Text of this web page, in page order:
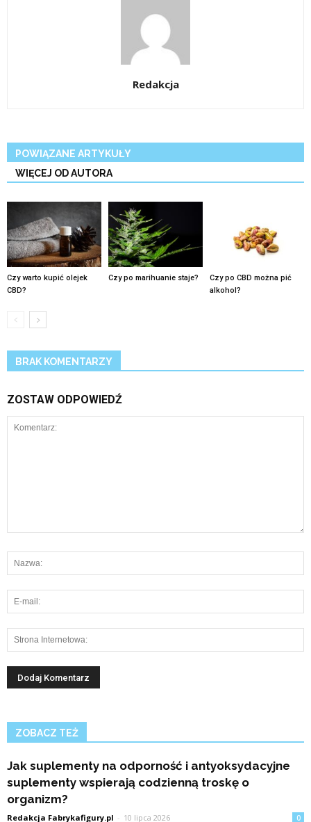
Redakcja
POWIĄZANE ARTYKUŁY
WIĘCEJ OD AUTORA
Czy warto kupić olejek
CBD?
Czy po marihuanie staje?
Czy po CBD można pić
alkohol?
BRAK KOMENTARZY
ZOSTAW ODPOWIEDŹ
ZOBACZ TEŻ
Jak suplementy na odporność i antyoksydacyjne
suplementy wspierają codzienną troskę o
organizm?
Redakcja Fabrykafigury.pl - 10 lipca 2026 0